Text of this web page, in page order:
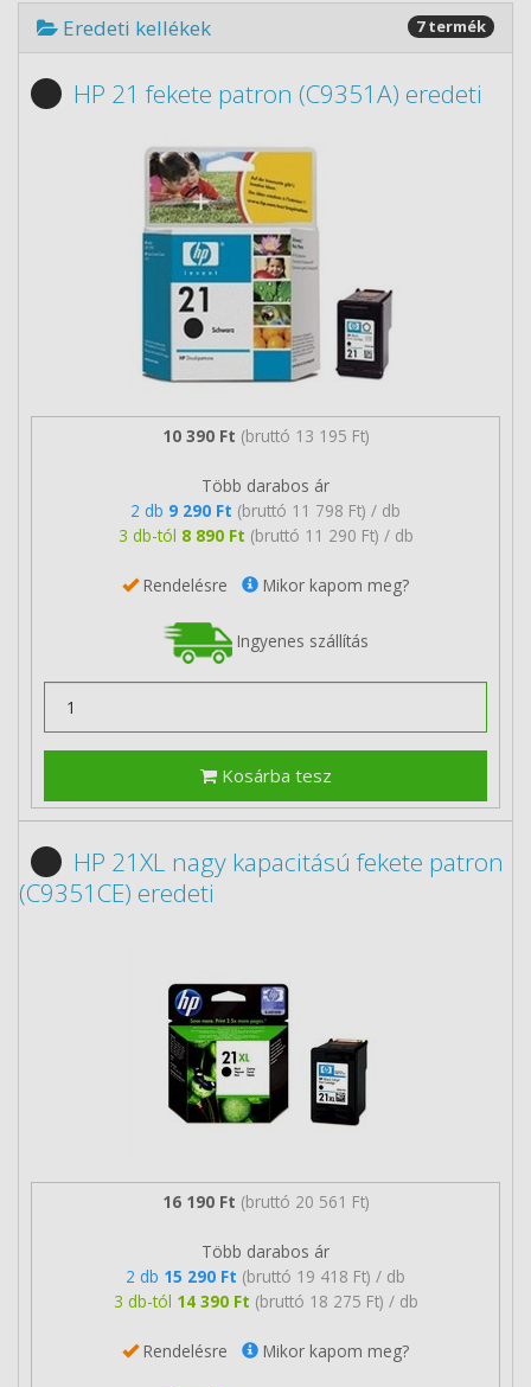
Eredeti kellékek 7 termék
HP 21 fekete patron (C9351A) eredeti
10 390 Ft (bruttó 13 195 Ft)
Több darabos ár
2 db 9 290 Ft (bruttó 11 798 Ft) / db
3 db-tól 8 890 Ft (bruttó 11 290 Ft) / db
Rendelésre Mikor kapom meg?
Ingyenes szállítás
Kosárba tesz
HP 21XL nagy kapacitású fekete patron
(C9351CE) eredeti
16 190 Ft (bruttó 20 561 Ft)
Több darabos ár
2 db 15 290 Ft (bruttó 19 418 Ft) / db
3 db-tól 14 390 Ft (bruttó 18 275 Ft) / db
Rendelésre Mikor kapom meg?